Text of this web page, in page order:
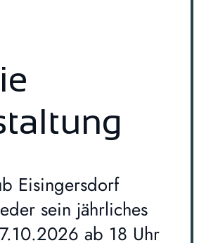
Eisingersdorf
sein jährliches
ab 18 Uhr